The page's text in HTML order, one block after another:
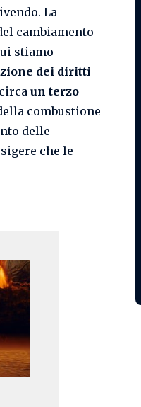
La
cambiamento
stiamo
dei diritti
un terzo
combustione
delle
che le